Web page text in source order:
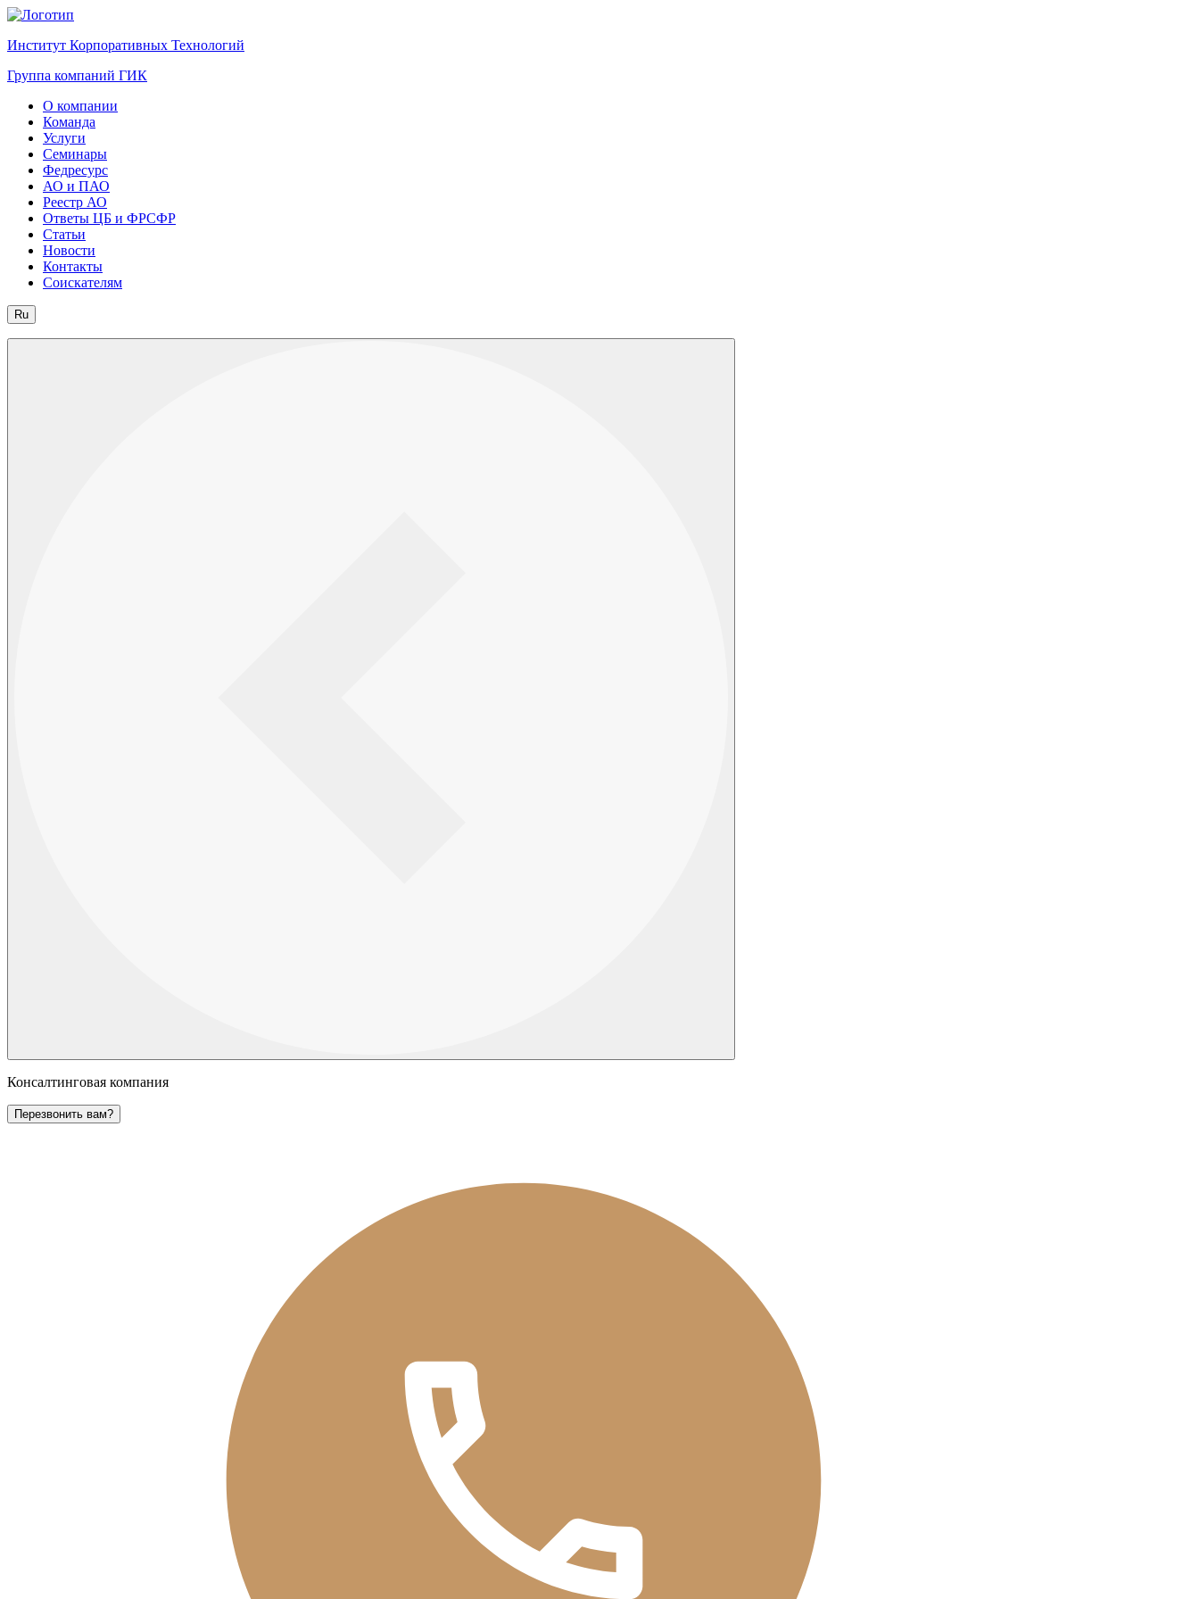
Институт Корпоративных Технологий
Группа компаний ГИК
О компании
Команда
Услуги
Семинары
Федресурс
АО и ПАО
Реестр АО
Ответы ЦБ и ФРСФР
Статьи
Новости
Контакты
Соискателям
Ru
Консалтинговая компания
Перезвонить вам?